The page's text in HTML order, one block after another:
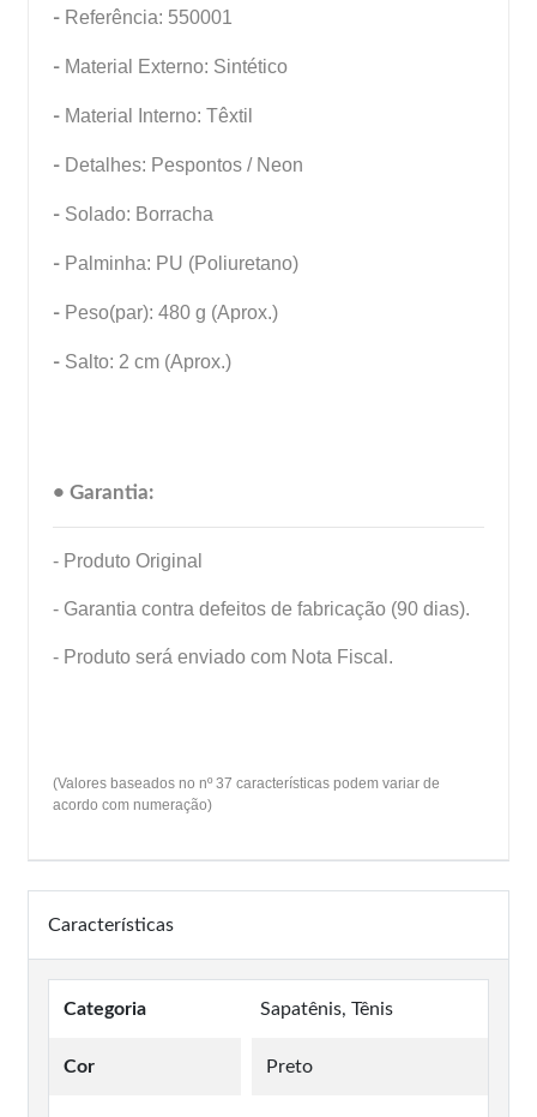
- Referência: 550001
- Material Externo: Sintético
- Material Interno: Têxtil
- Detalhes: Pespontos / Neon
- Solado: Borracha
- Palminha: PU (Poliuretano)
- Peso(par): 480 g (Aprox.)
- Salto: 2 cm (Aprox.)
• Garantia:
- Produto Original
- Garantia contra defeitos de fabricação (90 dias).
- Produto será enviado com Nota Fiscal.
(Valores baseados no nº 37 características podem variar de
acordo com numeração)
Características
Categoria Sapatênis, Tênis
Cor Preto